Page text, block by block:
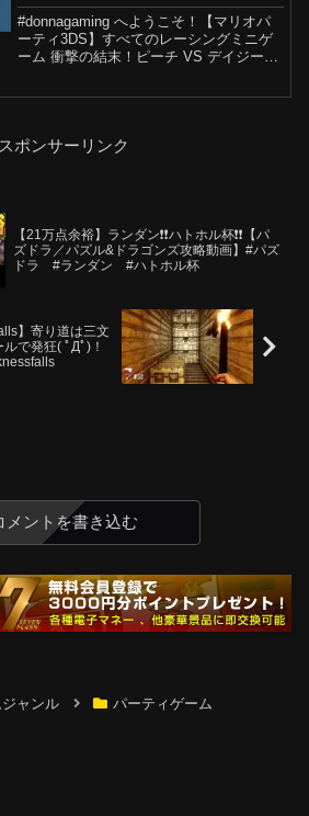
オ VS ルイージ 4K UHD
#donnagaming へようこそ！【マリオパ
ーティ3DS】すべてのレーシングミニゲ
ーム 衝撃の結末！ピーチ VS デイジー
スポンサーリンク
【21万点余裕】ランダン❗️❗️ハトホル杯❗️❗️【パ
ズドラ／パズル&ドラゴンズ攻略動画】#パズ
ドラ #ランダン #ハトホル杯
】寄り道は三文
で発狂( ﾟДﾟ)！
メントを書き込む
ャンル パーティゲーム